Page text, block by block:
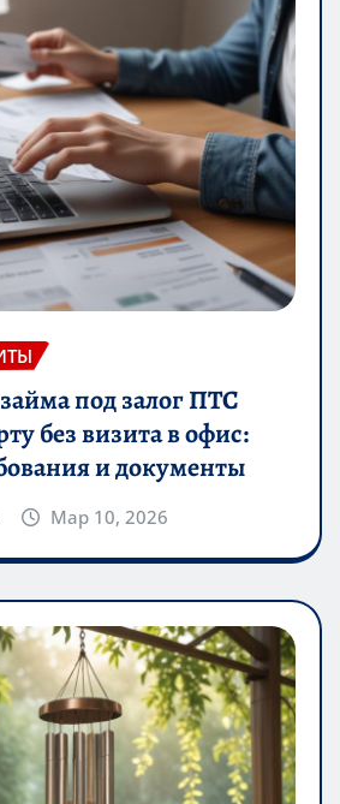
под залог ПТС
без визита в офис:
и документы
Мар 10, 2026